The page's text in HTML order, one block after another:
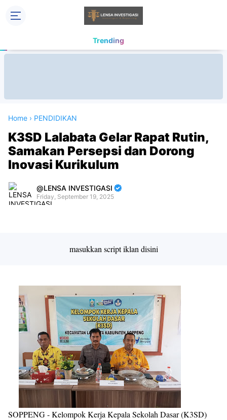
Trending
Home › PENDIDIKAN
K3SD Lalabata Gelar Rapat Rutin,
Samakan Persepsi dan Dorong
Inovasi Kurikulum
LENSA INVESTIGASI
Friday, September 19, 2025
masukkan script iklan disini
SOPPENG - Kelompok Kerja Kepala Sekolah Dasar (K3SD)